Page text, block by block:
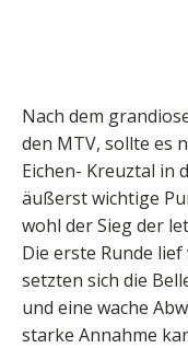
Nach dem
den MTV, sollte es
Eichen- Kreuztal in
äußerst wichtige
wohl der Sieg der
Die erste Runde lief
setzten sich die
und eine wache
starke Annahme